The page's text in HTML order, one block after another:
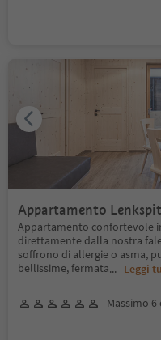
Appartamento
Appartamento confortevole
direttamente dalla nostra
soffrono di allergie o asma,
bellissime, fermata... Leggi
Massimo